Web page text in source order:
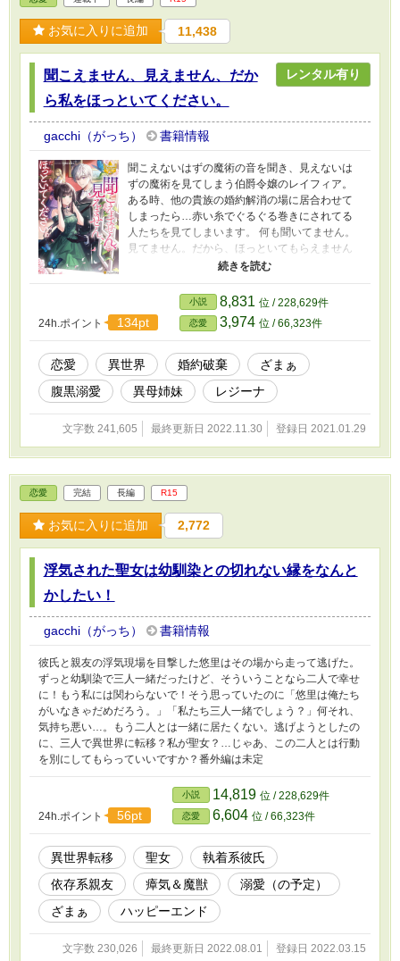
お気に入りに追加 11,438
聞こえません、見えません、だか
ら私をほっといてください。
レンタル有り
gacchi（がっち） 書籍情報
聞こえないはずの魔術の音を聞き、見えないは
ずの魔術を見てしまう伯爵令嬢のレイフィア。
ある時、他の貴族の婚約解消の場に居合わせて
しまったら…赤い糸でぐるぐる巻きにされてる
人たちを見てしまいます。 何も聞いてません。
見てません。だから、ほっといてもらえません
か？？ 第14回恋愛小説大賞読者賞ありがとうご
ざいました。 本編が書籍化しました。本編はレ
ンタルになりましたが、ジョージア編は引き続
き無料で読めます。
24h.ポイント
134pt
小説 8,831 位 / 228,629件
恋愛 3,974 位 / 66,323件
恋愛 異世界 婚約破棄
ざまぁ
腹黒溺愛
異母姉妹 レジーナ
文字数 241,605 最終更新日 2022.11.30 登録日 2021.01.29
恋愛 完結 長編 R15
お気に入りに追加 2,772
浮気された聖女は幼馴染との切れない縁をなんと
かしたい！
gacchi（がっち） 書籍情報
彼氏と親友の浮気現場を目撃した悠里はその場から走って逃げた。
ずっと幼馴染で三人一緒だったけど、そういうことなら二人で幸せ
に！もう私には関わらないで！そう思っていたのに「悠里は俺たち
がいなきゃだめだろう。」「私たち三人一緒でしょう？」何それ、
気持ち悪い…。もう二人とは一緒に居たくない。逃げようとしたの
に、三人で異世界に転移？私が聖女？…じゃあ、この二人とは行動
を別にしてもらっていいですか？番外編は未定
24h.ポイント 56pt
小説 14,819 位 / 228,629件
恋愛 6,604 位 / 66,323件
異世界転移 聖女
執着系彼氏
依存系親友
瘴気＆魔獣
溺愛（の予定）
ざまぁ
ハッピーエンド
文字数 230,026 最終更新日 2022.08.01 登録日 2022.03.15